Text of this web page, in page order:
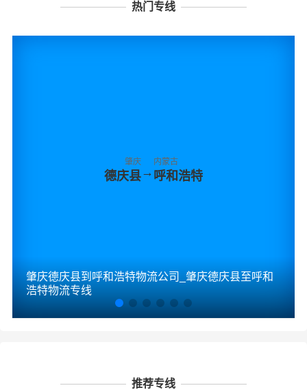
热门专线
肇庆
德庆县→
内蒙古
呼和浩特
肇庆德庆县到呼和浩特物流公司_肇庆德庆县至呼和
浩特物流专线
推荐专线